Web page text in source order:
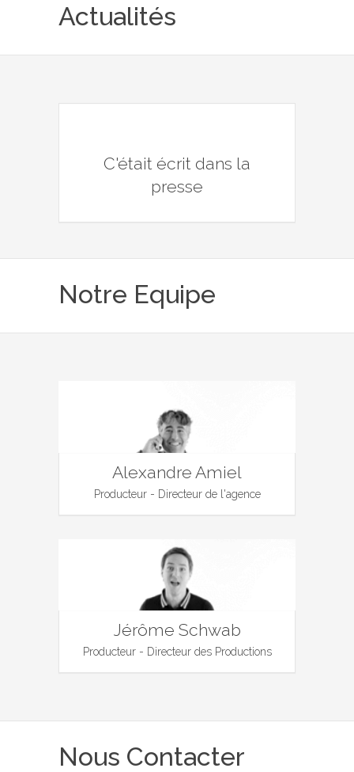
Actualités
C'était écrit dans la
presse
Notre Equipe
Alexandre Amiel
Producteur - Directeur de l'agence
Jérôme Schwab
Producteur - Directeur des Productions
Nous Contacter